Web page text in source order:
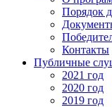
Порядок
Контакты
Публичные
2021 год
2020 год
2019 год